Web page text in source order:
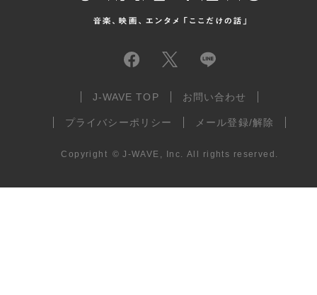
J-WAVE TOP お問い合わせ
プライバシーポリシー メール登録/解除
Copyright © J-WAVE, Inc. All rights reserved.